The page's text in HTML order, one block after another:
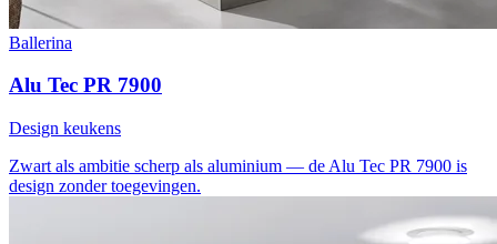
Ballerina
Alu Tec PR 7900
Design keukens
Zwart als ambitie scherp als aluminium — de Alu Tec PR 7900 is
design zonder toegevingen.